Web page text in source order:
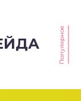
Популярное